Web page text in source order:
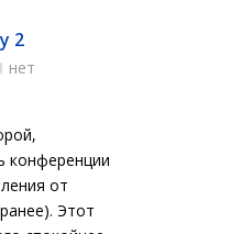
2
нет
конференции
от
Этот